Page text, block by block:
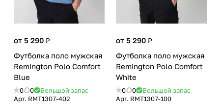
от 5 290 ₽
Футболка поло мужская
Remington Polo Сomfort
Blue
0 0
Большой запас
Арт. RMТ1307-402
от 5 290 ₽
Футболка поло мужская
Remington Polo Сomfort
White
0 0
Большой запас
Арт. RMТ1307-100